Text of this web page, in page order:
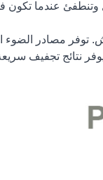
توفر مصادر الضوء
يوفر نتائج تجفيف